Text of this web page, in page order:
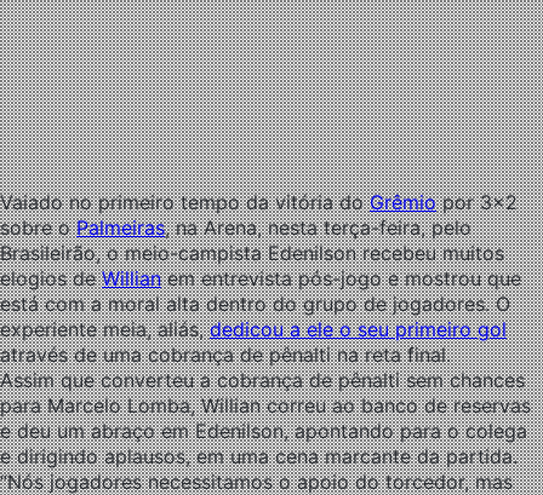
Vaiado no primeiro tempo da vitória doGrêmiopor 3×2
sobre oPalmeiras, na Arena, nesta terça-feira, pelo
Brasileirão, o meio-campista Edenilson recebeu muitos
elogios deWillianem entrevista pós-jogo e mostrou que
está com a moral alta dentro do grupo de jogadores. O
experiente meia, aliás,dedicou a ele o seu primeiro gol
através de uma cobrança de pênalti na reta final.
Assim que converteu a cobrança de pênalti sem chances
para Marcelo Lomba, Willian correu ao banco de reservas
e deu um abraço em Edenilson, apontando para o colega
e dirigindo aplausos, em uma cena marcante da partida.
“Nós jogadores necessitamos o apoio do torcedor, mas